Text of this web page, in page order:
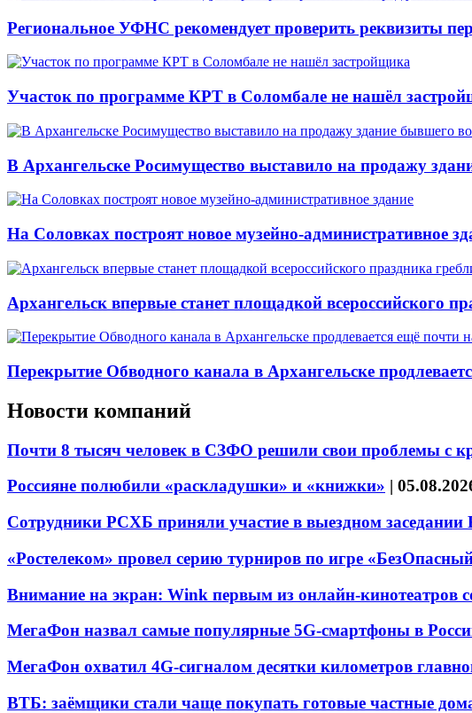
Региональное УФНС рекомендует проверить реквизиты
Участок по программе КРТ в Соломбале не нашёл
В Архангельске Росимущество выставило на продажу
На Соловках построят новое музейно-административное
Архангельск впервые станет площадкой всероссийского
Перекрытие Обводного канала в Архангельске
Новости компаний
Почти 8 тысяч человек в СЗФО решили свои проблемы с
Россияне полюбили «раскладушки» и «книжки» |
Сотрудники РСХБ приняли участие в выездном
«Ростелеком» провел серию турниров по игре
Внимание на экран: Wink первым из онлайн-кинотеатров
МегаФон назвал самые популярные 5G-смартфоны в
МегаФон охватил 4G-сигналом десятки километров
ВТБ: заёмщики стали чаще покупать готовые частные